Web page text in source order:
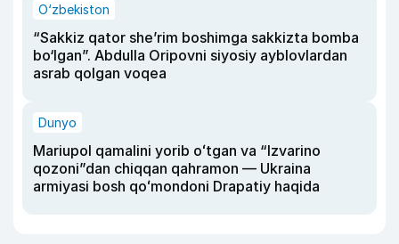
O‘zbekiston
“Sakkiz qator she’rim boshimga sakkizta bomba
bo‘lgan”. Abdulla Oripovni siyosiy ayblovlardan
asrab qolgan voqea
Dunyo
Mariupol qamalini yorib oʻtgan va “Izvarino
qozoni”dan chiqqan qahramon — Ukraina
armiyasi bosh qoʻmondoni Drapatiy haqida